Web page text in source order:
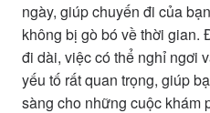
ngày, giúp chuyến đi của
không bị gò bó về thời gian.
đi dài, việc có thể nghỉ ngơi
yếu tố rất quan trọng, giúp
sàng cho những cuộc khám